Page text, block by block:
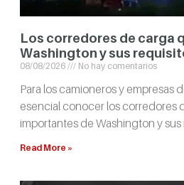
Los corredores de carga
Washington y sus
08/08/2026 No hay comentarios
Para los camioneros y empresas
esencial conocer los corredores
importantes de Washington y
Read More »